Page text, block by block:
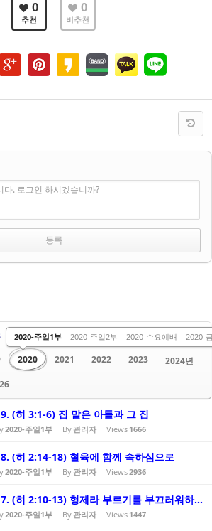
0
추천
0
비추천
다. 로그인 하시겠습니까?
2014 2015 2016
2017
2020
2020-주일1부 2020-주일2부 2020-수요예배 2020-
2021 2022 2023
2024년
(히 3:1-6) 집 맡은 아들과 그 집
2020-주일1부 By 관리자 Views 1666
(히 2:14-18) 혈육에 함께 속하심으로
2020-주일1부 By 관리자 Views2936
(히 2:10-13) 형제라 부르기를 부끄러워하...
2020-주일1부 By 관리자 Views 1447